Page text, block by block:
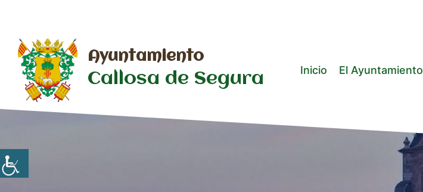
contenido
Ayuntamiento
Callosa de Segura Inicio El Ayuntamiento